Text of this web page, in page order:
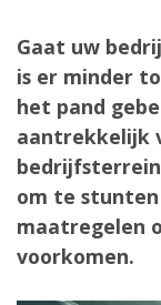
Gaat uw
is er minder
het pand
aantrekkelijk
om te
maatregelen
voorkomen.